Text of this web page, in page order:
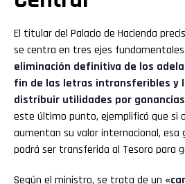
El titular del Palacio de Hacienda
se centra en tres ejes
eliminación definitiva de los
fin de las letras intransferibles y
distribuir utilidades por
este último punto, ejemplificó que si
aumentan su valor internacional, esa
podrá ser transferida al Tesoro para
Según el ministro, se trata de un